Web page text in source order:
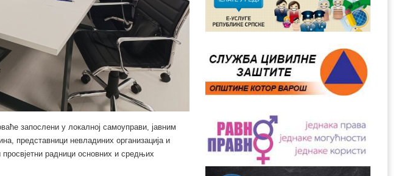
запослени у локалној самоуправи, јавним
представници невладиних организација и
радници основних и средњих